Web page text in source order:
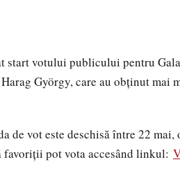
start votului publicului pentru
György, care au obținut
de vot este deschisă între 22
favoriții pot vota accesând linkul: